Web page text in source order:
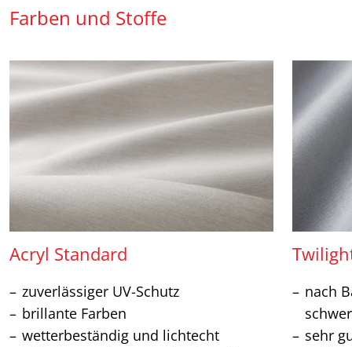
Farben und Stoffe
Acryl Standard
zuverlässiger UV-Schutz
brillante Farben
wetterbeständig und lichtecht
nach
sehr